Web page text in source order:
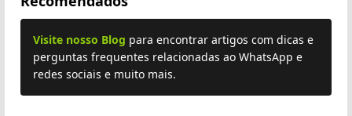
Visite nosso Blog para encontrar artigos com dicas e
perguntas frequentes relacionadas ao WhatsApp e
redes sociais e muito mais.